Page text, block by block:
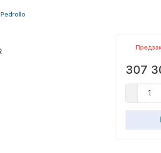
Pedrollo
307